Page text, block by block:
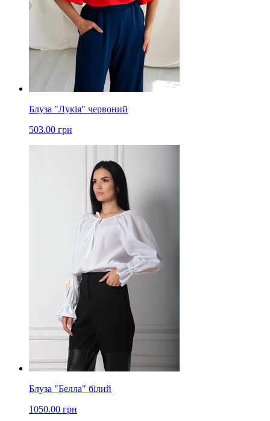
Блуза "Лукія" червоний
503.00 грн
Блуза "Белла" білий
1050.00 грн